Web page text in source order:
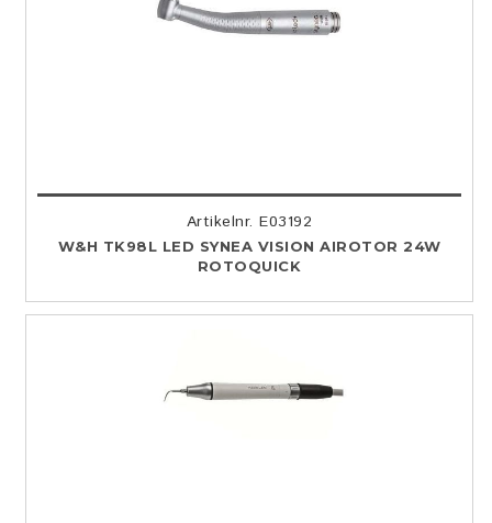
Artikelnr. E03192
W&H TK98L LED SYNEA VISION AIROTOR 24W
ROTOQUICK